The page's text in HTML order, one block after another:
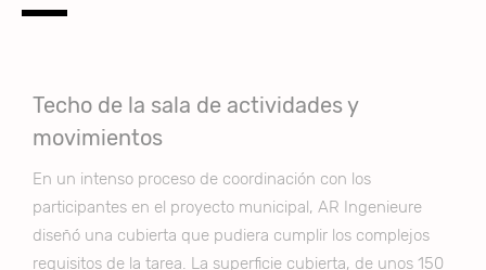
Techo de la sala de actividades y
movimientos
En un intenso proceso de coordinación con los
participantes en el proyecto municipal, AR Ingenieure
diseñó una cubierta que pudiera cumplir los complejos
requisitos de la tarea. La superficie cubierta, de unos 150